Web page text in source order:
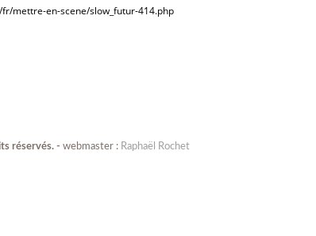
mettre-en-scene/slow_futur-414.php
réservés. - webmaster : Raphaël Rochet